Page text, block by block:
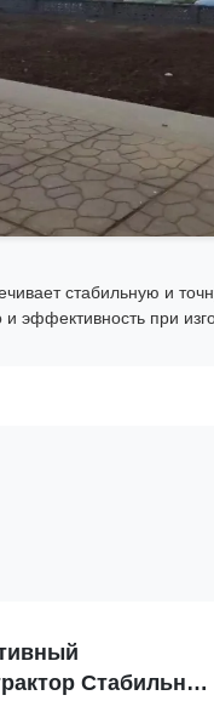
стабильную и
эффективность при
Стабильный